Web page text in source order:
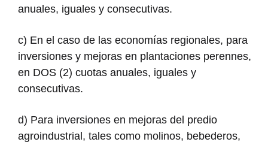
anuales, iguales y consecutivas.
c) En el caso de las economías regionales, para
inversiones y mejoras en plantaciones perennes,
en DOS (2) cuotas anuales, iguales y
consecutivas.
d) Para inversiones en mejoras del predio
agroindustrial, tales como molinos, bebederos,